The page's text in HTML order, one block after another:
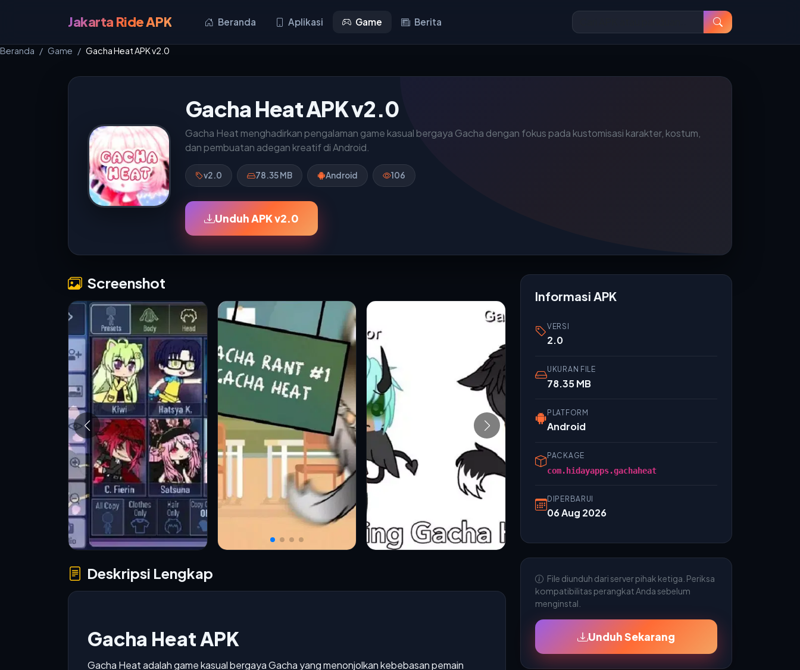
Jakarta Ride APK Beranda Aplikasi Game Berita
Beranda Game Gacha Heat APK v2.0
Gacha Heat APK v2.0
Gacha Heat menghadirkan pengalaman game kasual bergaya Gacha dengan fokus pada kustomisasi karakter, kostum,
dan pembuatan adegan kreatif di Android.
v2.0 78.35 MB Android 106
Unduh APK v2.0
Screenshot
Deskripsi Lengkap
Gacha Heat APK
Gacha Heat adalah game kasual bergaya Gacha yang menonjolkan kebebasan pemain
Informasi APK
VERSI
2.0
UKURAN FILE
78.35 MB
PLATFORM
Android
PACKAGE
com.hidayapps.gachaheat
DIPERBARUI
06 Aug 2026
File diunduh dari server pihak ketiga. Periksa
kompatibilitas perangkat Anda sebelum
menginstal.
Unduh Sekarang